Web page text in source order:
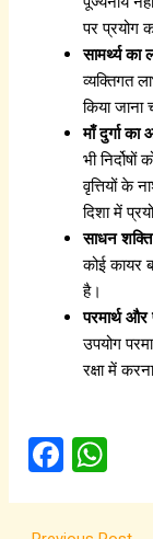
पर प्रयोग
सामर्थ्य का
व्यक्तिगत
किया
माँ दुर्गा का
भी
वृत्तियों के
दिशा में
साधन
कोई कायर
है।
परमार्थ और
उपयोग
रक्षा में
F
a
ce
h
at